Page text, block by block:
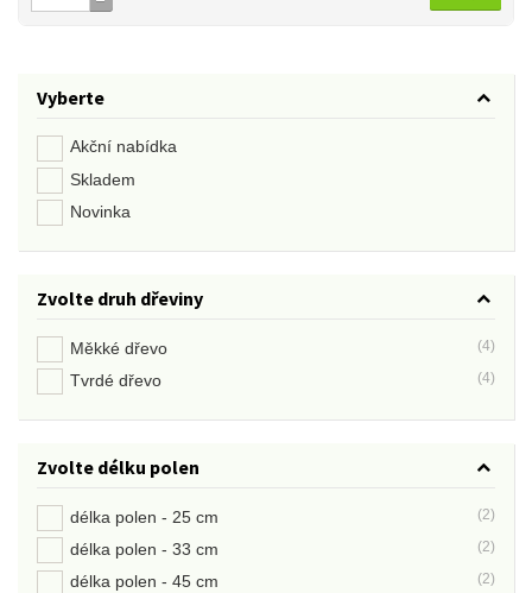
Vyberte
Akční nabídka
Skladem
Novinka
Zvolte druh dřeviny
Měkké dřevo (4)
Tvrdé dřevo (4)
Zvolte délku polen
délka polen - 25 cm (2)
délka polen - 33 cm (2)
délka polen - 45 cm (2)